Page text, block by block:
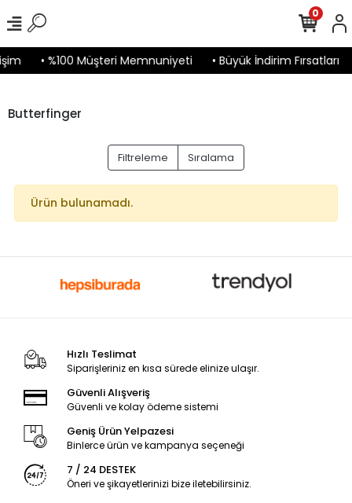
• %100 Müşteri Memnuniyeti • Büyük İndirim Fırsatları
0
Butterfinger
Filtreleme Sıralama
Ürün bulunamadı.
Hızlı Teslimat
Siparişleriniz en kısa sürede elinize ulaşır.
Güvenli Alışveriş
Güvenli ve kolay ödeme sistemi
Geniş Ürün Yelpazesi
Binlerce ürün ve kampanya seçeneği
7 / 24 DESTEK
Öneri ve şikayetlerinizi bize iletebilirsiniz.